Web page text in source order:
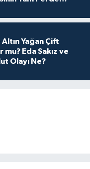
Yağan Çift
mu? Eda Sakız ve
Olayı Ne?